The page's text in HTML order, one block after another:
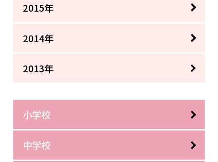
2015年
2014年
2013年
小学校
中学校